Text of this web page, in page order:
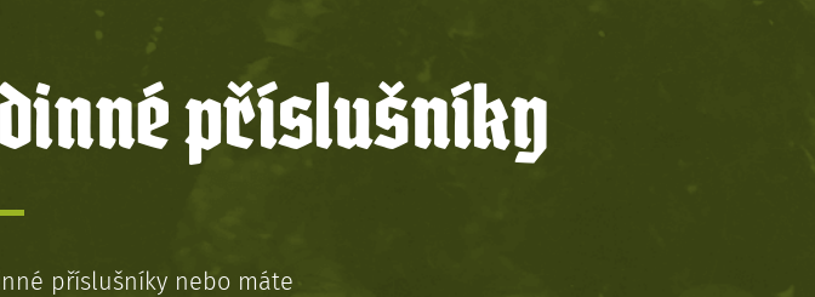
příslušníky
příslušníky nebo máte